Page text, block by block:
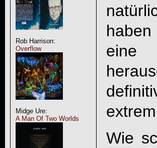
Rob Harrison:
Overflow
Midge Ure:
A Man Of Two Worlds
eine
Wie